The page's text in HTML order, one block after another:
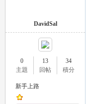
DavidSal
0
主題
13
回帖
34
積分
新手上路